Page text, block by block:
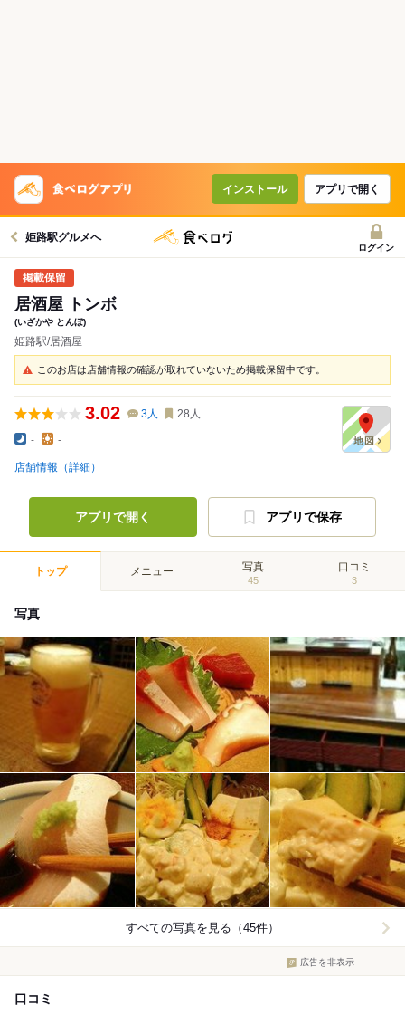
インストール アプリで開く
姫路駅グルメへ
ログイン
居酒屋 トンボ
(いざかや とんぼ)
姫路駅/居酒屋
このお店は店舗情報の確認が取れていないため掲載保留中です。
3.02 3人 28 人
- -
店舗情報（詳細）
アプリで開く アプリで保存
トップ メニュー 写真
45
口コミ
3
写真
すべての写真を見る（45件）
広告を非表示
口コミ